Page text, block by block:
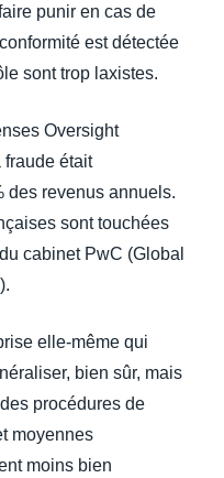
punir en cas de
est détectée
sont trop laxistes.
Oversight
fraude était
des revenus annuels.
sont touchées
cabinet PwC (Global
elle-même qui
bien sûr, mais
procédures de
moyennes
moins bien